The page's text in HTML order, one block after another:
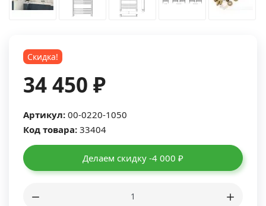
Скидка!
34 450 ₽
Артикул: 00-0220-1050
Код товара: 33404
Делаем скидку -4 000 ₽